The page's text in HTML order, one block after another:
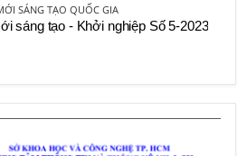
SÁNG TẠO QUỐC GIA
sáng tạo - Khởi nghiệp Số 5-2023